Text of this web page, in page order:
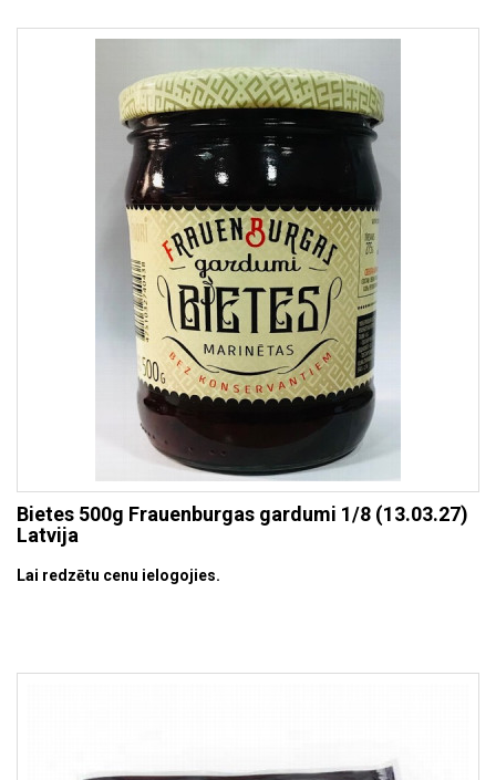
Bietes 500g Frauenburgas gardumi 1/8 (13.03.27)
Latvija
Lai redzētu cenu ielogojies.